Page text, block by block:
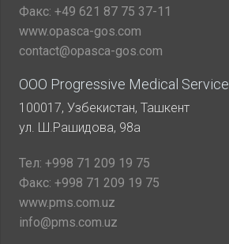
Факс: +49 621 87 75 37-11
www.opasca-gos.com
contact@opasca-gos.com
ООО Progressive Medical Service
100017, Узбекистан, Ташкент
ул. Ш.Рашидова, 98а
Тел: +998 71 209 19 75
Факс: +998 71 209 19 75
www.pms.com.uz
info@pms.com.uz